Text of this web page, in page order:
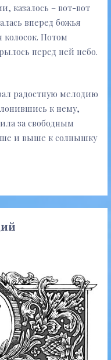
казалось – вот-вот
вперед божья
колосок. Потом
перед ней небо.
радостную мелодию
к нему,
за свободным
и выше к солнышку